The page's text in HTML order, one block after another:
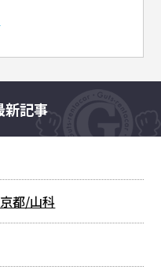
新記事
京都/山科